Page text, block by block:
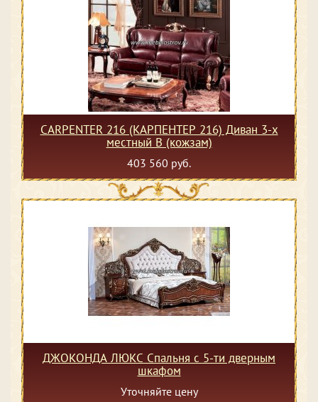
CARPENTER 216 (КАРПЕНТЕР 216) Диван 3-х
местный В (кожзам)
403 560 руб.
ДЖОКОНДА ЛЮКС Спальня с 5-ти дверным
шкафом
Уточняйте цену